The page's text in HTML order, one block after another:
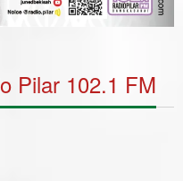
Pilar 102.1 FM